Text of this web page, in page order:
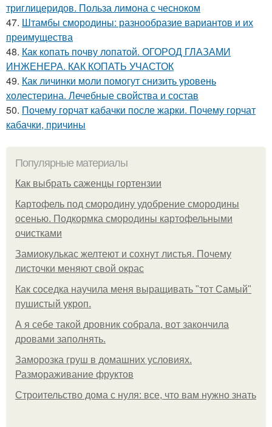
триглицеридов. Польза лимона с чесноком
47. Штамбы смородины: разнообразие вариантов и их
преимущества
48. Как копать почву лопатой. ОГОРОД ГЛАЗАМИ
ИНЖЕНЕРА. КАК КОПАТЬ УЧАСТОК
49. Как личинки моли помогут снизить уровень
холестерина. Лечебные свойства и состав
50. Почему горчат кабачки после жарки. Почему горчат
кабачки, причины
Популярные материалы
Как выбрать саженцы гортензии
Картофель под смородину удобрение смородины
осенью. Подкормка смородины картофельными
очистками
Замиокулькас желтеют и сохнут листья. Почему
листочки меняют свой окрас
Как соседка научила меня выращивать "тот Самый"
пушистый укроп.
А я себе такой дровник собрала, вот закончила
дровами заполнять.
Заморозка груш в домашних условиях.
Размораживание фруктов
Строительство дома с нуля: все, что вам нужно знать